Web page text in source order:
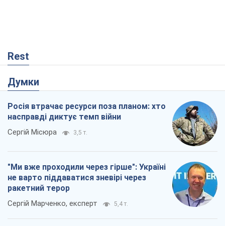
Rest
Думки
Росія втрачає ресурси поза планом: хто
насправді диктує темп війни
Сергій Місюра 3,5 т.
"Ми вже проходили через гірше": Україні
не варто піддаватися зневірі через
ракетний терор
Сергій Марченко, експерт 5,4 т.